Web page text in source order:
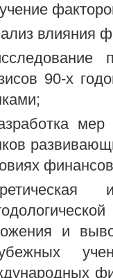
влияния
90-х
и